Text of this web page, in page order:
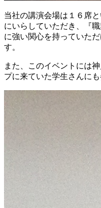
当社の講演会場は１６席
にいらしていただき、『
に強い関心を持っていた
す。
また、このイベントには
プに来ていた学生さんに